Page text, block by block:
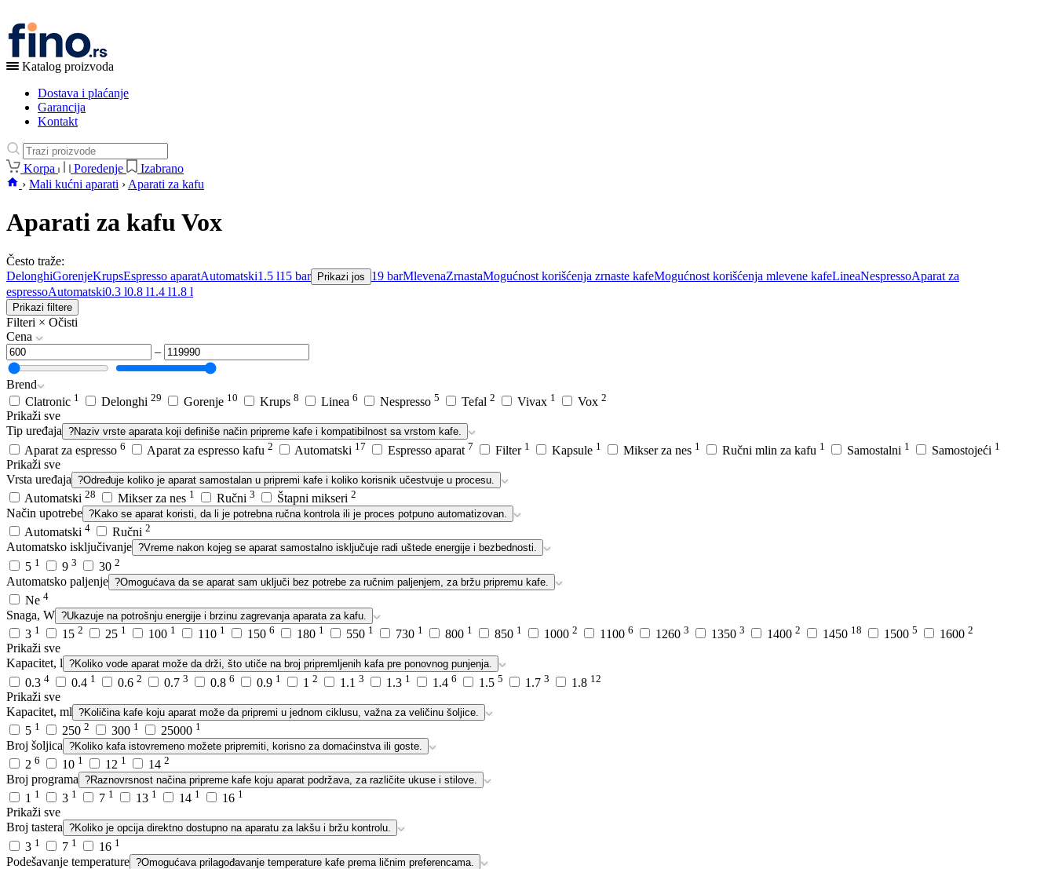
Katalog proizvoda
Dostava i plaćanje
Garancija
Kontakt
Korpa Poredenje
Izabrano
› Mali kućni aparati › Aparati za kafu
Aparati za kafu Vox
Često traže:
DelonghiGorenjeKrupsEspresso aparatAutomatski1.5 l15 bar Prikazi jos 19 barMlevenaZrnastaMogućnost korišćenja zrnaste kafeMogućnost korišćenja mlevene kafeLineaNespressoAparat za
espressoAutomatski0.3 l0.8 l1.4 l1.8 l
Prikazi filtere
Filteri × Očisti
Cena
–
Brend
Clatronic 1 Delonghi 29 Gorenje 10 Krups 8 Linea 6 Nespresso 5 Tefal 2 Vivax 1 Vox 2
Prikaži sve
Tip uređaja ?Naziv vrste aparata koji definiše način pripreme kafe i kompatibilnost sa vrstom kafe.
Aparat za espresso 6 Aparat za espresso kafu 2 Automatski 17 Espresso aparat 7 Filter 1 Kapsule 1 Mikser za nes 1 Ručni mlin za kafu 1 Samostalni 1 Samostojeći 1
Prikaži sve
Vrsta uređaja ?Određuje koliko je aparat samostalan u pripremi kafe i koliko korisnik učestvuje u procesu.
Automatski 28 Mikser za nes 1 Ručni 3 Štapni mikseri 2
Način upotrebe ?Kako se aparat koristi, da li je potrebna ručna kontrola ili je proces potpuno automatizovan.
Automatski 4 Ručni 2
Automatsko isključivanje ?Vreme nakon kojeg se aparat samostalno isključuje radi uštede energije i bezbednosti.
5 1 9 3 30 2
Automatsko paljenje ?Omogućava da se aparat sam uključi bez potrebe za ručnim paljenjem, za bržu pripremu kafe.
Ne 4
Snaga, W ?Ukazuje na potrošnju energije i brzinu zagrevanja aparata za kafu.
3 1 15 2 25 1 100 1 110 1 150 6 180 1 550 1 730 1 800 1 850 1 1000 2 1100 6 1260 3 1350 3 1400 2 1450 18 1500 5 1600 2
Prikaži sve
Kapacitet, l ?Koliko vode aparat može da drži, što utiče na broj pripremljenih kafa pre ponovnog punjenja.
0.3 4 0.4 1 0.6 2 0.7 3 0.8 6 0.9 1 1 2 1.1 3 1.3 1 1.4 6 1.5 5 1.7 3 1.8 12
Prikaži sve
Kapacitet, ml ?Količina kafe koju aparat može da pripremi u jednom ciklusu, važna za veličinu šoljice.
5 1 250 2 300 1 25000 1
Broj šoljica ?Koliko kafa istovremeno možete pripremiti, korisno za domaćinstva ili goste.
2 6 10 1 12 1 14 2
Broj programa ?Raznovrsnost načina pripreme kafe koju aparat podržava, za različite ukuse i stilove.
1 1 3 1 7 1 13 1 14 1 16 1
Prikaži sve
Broj tastera ?Koliko je opcija direktno dostupno na aparatu za lakšu i bržu kontrolu.
3 1 7 1 16 1
Podešavanje temperature ?Omogućava prilagođavanje temperature kafe prema ličnim preferencama.